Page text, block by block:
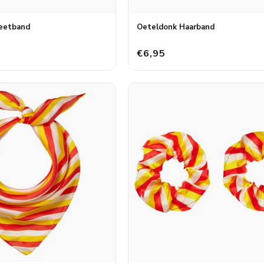
Oeteldonk Haarband
€6,95